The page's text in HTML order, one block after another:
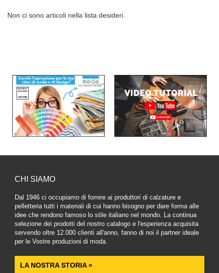
Non ci sono articoli nella lista desideri.
CHI SIAMO
Dal 1946 ci occupiamo di fornire ai produttori di calzature e
pelletteria tutti i materiali di cui hanno bisogno per dare forma alle
idee che rendono famoso lo stile italiano nel mondo. La continua
selezione dei prodotti del nostro catalogo e l'esperienza acquisita
servendo oltre 12.000 clienti all'anno, fanno di noi il partner ideale
per le Vostre produzioni di moda.
LA NOSTRA STORIA »